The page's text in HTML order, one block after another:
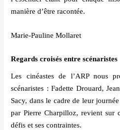
manière d’être racontée.
Marie-Pauline Mollaret
Regards croisés entre scénaristes
Les cinéastes de l’ARP nous
scénaristes : Fadette Drouard,
Sacy, dans le cadre de leur journé
par Pierre Charpilloz, revient sur
défis et ses contraintes.